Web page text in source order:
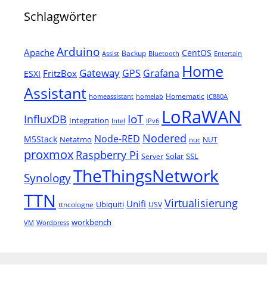
Schlagwörter
Apache Arduino Assist Backup Bluetooth CentOS Entertain
ESXI FritzBox Gateway GPS Grafana Home
Assistant homeassistant homelab Homematic iC880A
InfluxDB Integration Intel IoT IPv6 LoRaWAN
M5Stack Netatmo Node-RED Nodered nuc NUT
proxmox Raspberry Pi Server Solar SSL
SynologyTheThingsNetwork
TTN ttncologne Ubiquiti Unifi USV Virtualisierung
VM Wordpress workbench